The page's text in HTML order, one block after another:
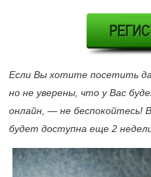
Если Вы хотите посетить
но не уверены, что у Вас
онлайн, — не беспокойтесь!
будет доступна еще 2